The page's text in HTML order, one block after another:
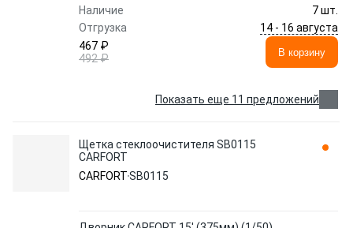
Наличие
7 шт.
Отгрузка
14 - 16 августа
467 ₽
492 ₽
В корзину
Показать еще 11 предложений
Щетка стеклоочистителя SB0115
CARFORT
CARFORTSB0115